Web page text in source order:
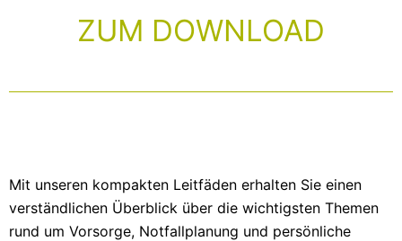
ZUM DOWNLOAD
Mit unseren kompakten Leitfäden erhalten Sie einen
verständlichen Überblick über die wichtigsten Themen
rund um Vorsorge, Notfallplanung und persönliche